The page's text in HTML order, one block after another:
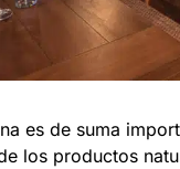
es de suma
los productos